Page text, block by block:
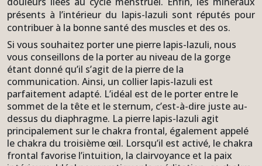
présents à l’intérieur du lapis-lazuli sont réputés pour
contribuer à la bonne santé des muscles et des os.
Si vous souhaitez porter une pierre lapis-lazuli, nous
vous conseillons de la porter au niveau de la gorge
étant donné qu’il s’agit de la pierre de la
communication. Ainsi, un collier lapis-lazuli est
parfaitement adapté. L’idéal est de le porter entre le
sommet de la tête et le sternum, c’est-à-dire juste au-
dessus du diaphragme. La pierre lapis-lazuli agit
principalement sur le chakra frontal, également appelé
le chakra du troisième œil. Lorsqu’il est activé, le chakra
frontal favorise l’intuition, la clairvoyance et la paix